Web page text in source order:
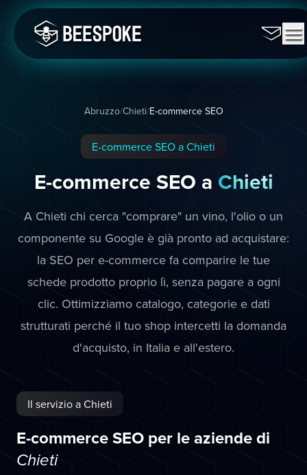
Abruzzo/Chieti/E-commerce SEO
E-commerce SEO a Chieti
E-commerce SEO a Chieti
A Chieti chi cerca "comprare" un vino, l'olio o un
componente su Google è già pronto ad acquistare:
la SEO per e-commerce fa comparire le tue
schede prodotto proprio lì, senza pagare a ogni
clic. Ottimizziamo catalogo, categorie e dati
strutturati perché il tuo shop intercetti la domanda
d'acquisto, in Italia e all'estero.
Il servizio a Chieti
E-commerce SEO per le aziende di
Chieti